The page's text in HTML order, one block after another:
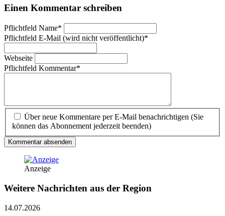
Einen Kommentar schreiben
Pflichtfeld Name*
Pflichtfeld E-Mail (wird nicht veröffentlicht)*
Webseite
Pflichtfeld Kommentar*
Über neue Kommentare per E-Mail benachrichtigen (Sie
können das Abonnement jederzeit beenden)
Kommentar absenden
Anzeige
Weitere Nachrichten aus der Region
14.07.2026